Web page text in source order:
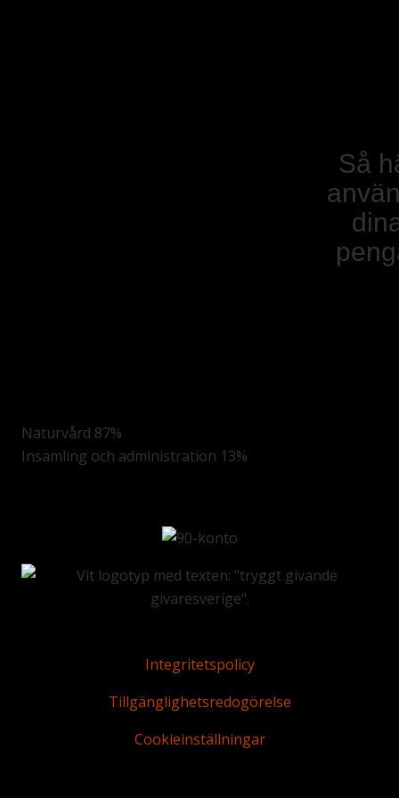
Så
Naturvård 87%
Insamling och administration 13%
Integritetspolicy
Tillgänglighetsredogörelse
Cookieinställningar